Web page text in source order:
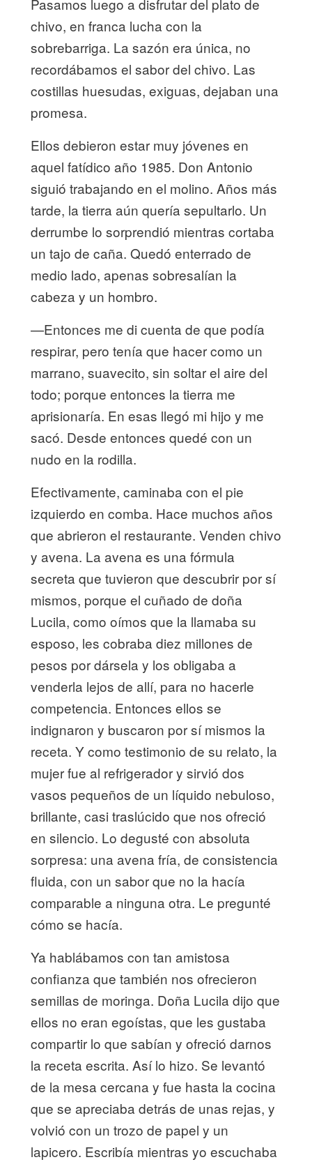
chivo, en franca lucha con la
sobrebarriga. La sazón era única, no
recordábamos el sabor del chivo. Las
costillas huesudas, exiguas, dejaban una
promesa.
Ellos debieron estar muy jóvenes en
aquel fatídico año 1985. Don Antonio
siguió trabajando en el molino. Años más
tarde, la tierra aún quería sepultarlo. Un
derrumbe lo sorprendió mientras cortaba
un tajo de caña. Quedó enterrado de
medio lado, apenas sobresalían la
cabeza y un hombro.
—Entonces me di cuenta de que podía
respirar, pero tenía que hacer como un
marrano, suavecito, sin soltar el aire del
todo; porque entonces la tierra me
aprisionaría. En esas llegó mi hijo y me
sacó. Desde entonces quedé con un
nudo en la rodilla.
Efectivamente, caminaba con el pie
izquierdo en comba. Hace muchos años
que abrieron el restaurante. Venden chivo
y avena. La avena es una fórmula
secreta que tuvieron que descubrir por sí
mismos, porque el cuñado de doña
Lucila, como oímos que la llamaba su
esposo, les cobraba diez millones de
pesos por dársela y los obligaba a
venderla lejos de allí, para no hacerle
competencia. Entonces ellos se
indignaron y buscaron por sí mismos la
receta. Y como testimonio de su relato, la
mujer fue al refrigerador y sirvió dos
vasos pequeños de un líquido nebuloso,
brillante, casi traslúcido que nos ofreció
en silencio. Lo degusté con absoluta
sorpresa: una avena fría, de consistencia
fluida, con un sabor que no la hacía
comparable a ninguna otra. Le pregunté
cómo se hacía.
Ya hablábamos con tan amistosa
confianza que también nos ofrecieron
semillas de moringa. Doña Lucila dijo que
ellos no eran egoístas, que les gustaba
compartir lo que sabían y ofreció darnos
la receta escrita. Así lo hizo. Se levantó
de la mesa cercana y fue hasta la cocina
que se apreciaba detrás de unas rejas, y
volvió con un trozo de papel y un
lapicero. Escribía mientras yo escuchaba